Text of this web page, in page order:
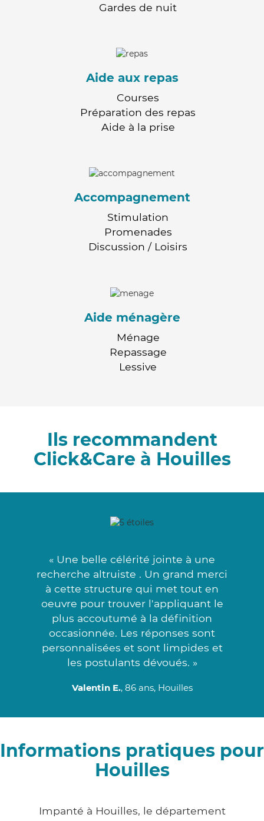
Gardes de nuit
Aide aux repas
Courses
Préparation des repas
Aide à la prise
Accompagnement
Stimulation
Promenades
Discussion / Loisirs
Aide ménagère
Ménage
Repassage
Lessive
Ils recommandent
Click&Care à Houilles
« Une belle célérité jointe à une
recherche altruiste . Un grand merci
à cette structure qui met tout en
oeuvre pour trouver l'appliquant le
plus accoutumé à la définition
occasionnée. Les réponses sont
personnalisées et sont limpides et
les postulants dévoués. »
Valentin E., 86 ans, Houilles
Informations pratiques pour
Houilles
Impanté à Houilles, le département